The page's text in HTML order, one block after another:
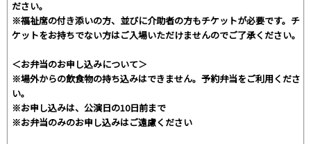
ださい。
※福祉席の付き添いの方、並びに介助者の方もチケットが必要です。チ
ケットをお持ちでない方はご入場いただけませんのでご了承ください。
＜お弁当のお申し込みについて＞
※場外からの飲食物の持ち込みはできません。予約弁当をご利用くださ
い。
※お申し込みは、公演日の10日前まで
※お弁当のみのお申し込みはご遠慮ください